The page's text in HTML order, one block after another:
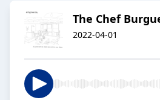
The Chef
2022-04-01